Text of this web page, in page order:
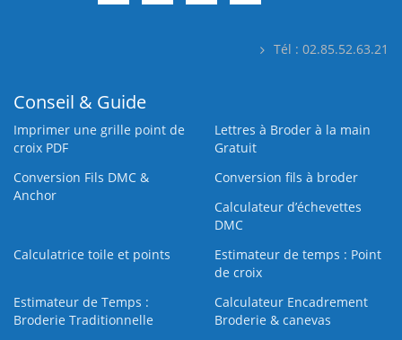
Tél : 02.85.52.63.21
Conseil & Guide
Imprimer une grille point de
croix PDF
Lettres à Broder à la main
Gratuit
Conversion Fils DMC &
Anchor
Conversion fils à broder
Calculateur d’échevettes
DMC
Calculatrice toile et points
Estimateur de temps : Point
de croix
Estimateur de Temps :
Broderie Traditionnelle
Calculateur Encadrement
Broderie & canevas